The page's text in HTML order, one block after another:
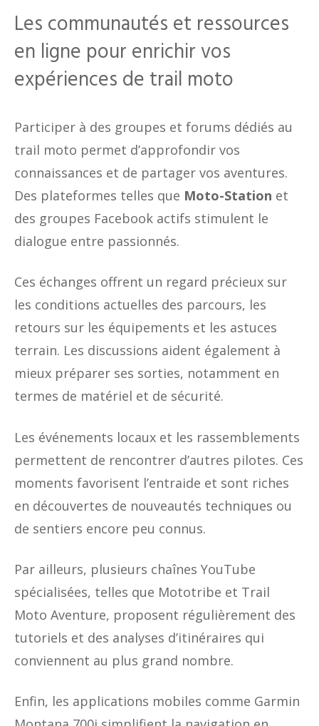
Les communautés et ressources
en ligne pour enrichir vos
expériences de trail moto
Participer à des groupes et forums dédiés au
trail moto permet d’approfondir vos
connaissances et de partager vos aventures.
Des plateformes telles que Moto-Station et
des groupes Facebook actifs stimulent le
dialogue entre passionnés.
Ces échanges offrent un regard précieux sur
les conditions actuelles des parcours, les
retours sur les équipements et les astuces
terrain. Les discussions aident également à
mieux préparer ses sorties, notamment en
termes de matériel et de sécurité.
Les événements locaux et les rassemblements
permettent de rencontrer d’autres pilotes. Ces
moments favorisent l’entraide et sont riches
en découvertes de nouveautés techniques ou
de sentiers encore peu connus.
Par ailleurs, plusieurs chaînes YouTube
spécialisées, telles que Mototribe et Trail
Moto Aventure, proposent régulièrement des
tutoriels et des analyses d’itinéraires qui
conviennent au plus grand nombre.
Enfin, les applications mobiles comme Garmin